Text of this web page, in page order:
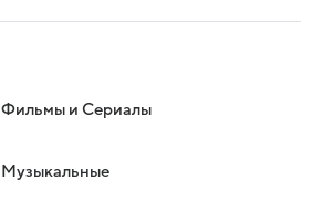
Фильмы и Сериалы
Музыкальные